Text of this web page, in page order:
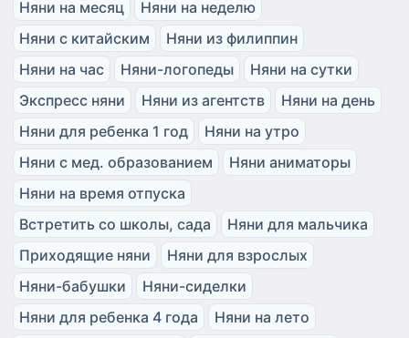
Няни на месяц
Няни на неделю
Няни с китайским
Няни из филиппин
Няни на час
Няни-логопеды
Няни на сутки
Экспресс няни
Няни из агентств
Няни на день
Няни для ребенка 1 год
Няни на утро
Няни с мед. образованием
Няни аниматоры
Няни на время отпуска
Встретить со школы, сада
Няни для мальчика
Приходящие няни
Няни для взрослых
Няни-бабушки
Няни-сиделки
Няни для ребенка 4 года
Няни на лето